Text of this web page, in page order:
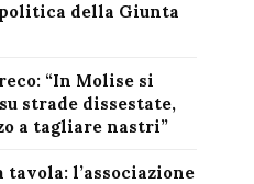
della Giunta
“In Molise si
strade dissestate,
a tagliare nastri”
l’associazione